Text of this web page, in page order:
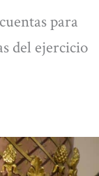
para
del ejercicio